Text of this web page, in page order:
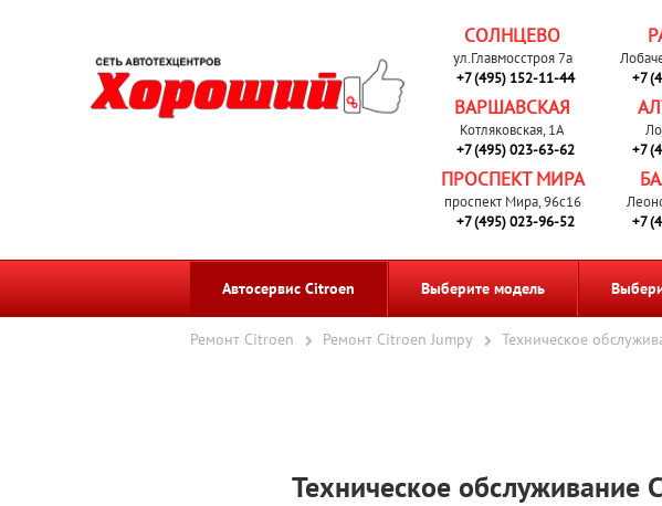
СОЛНЦЕВО
ул.Главмосстроя 7а
+7 (495) 152-11-44
+7
ВАРШАВСКАЯ
Котляковская, 1А
+7 (495) 023-63-62
+7
ПРОСПЕКТ МИРА
проспект Мира, 96с16
+7 (495) 023-96-52
+7
Автосервис Citroen Выберите модель
Ремонт Citroen Ремонт Citroen Jumpy Техническое
Техническое